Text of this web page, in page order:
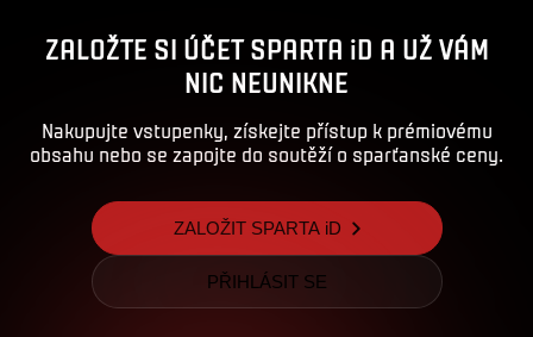
ZALOŽTE SI ÚČET SPARTA iD A UŽ VÁM
NIC NEUNIKNE
Nakupujte vstupenky, získejte přístup k prémiovému
obsahu nebo se zapojte do soutěží o sparťanské ceny.
ZALOŽIT SPARTA iD
PŘIHLÁSIT SE